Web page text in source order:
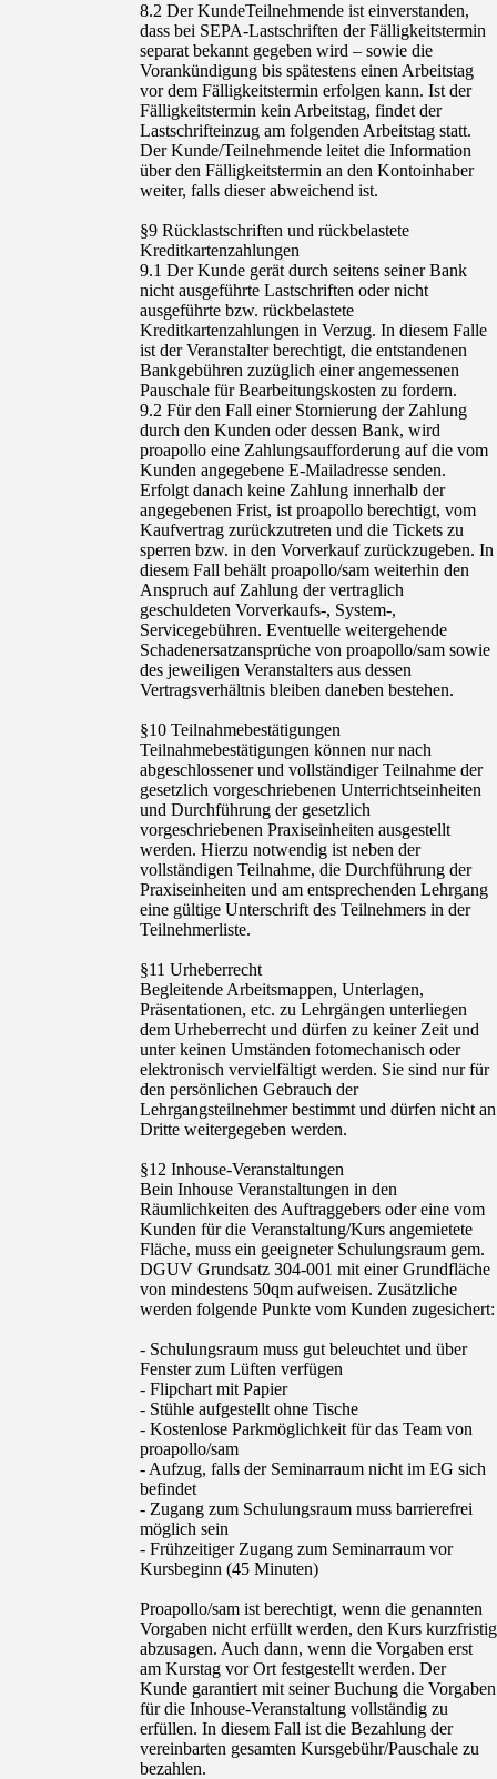
8.2 Der KundeTeilnehmende ist einverstanden,
dass bei SEPA-Lastschriften der Fälligkeitstermin
separat bekannt gegeben wird – sowie die
Vorankündigung bis spätestens einen Arbeitstag
vor dem Fälligkeitstermin erfolgen kann. Ist der
Fälligkeitstermin kein Arbeitstag, findet der
Lastschrifteinzug am folgenden Arbeitstag statt.
Der Kunde/Teilnehmende leitet die Information
über den Fälligkeitstermin an den Kontoinhaber
weiter, falls dieser abweichend ist.
§9 Rücklastschriften und rückbelastete
Kreditkartenzahlungen
9.1 Der Kunde gerät durch seitens seiner Bank
nicht ausgeführte Lastschriften oder nicht
ausgeführte bzw. rückbelastete
Kreditkartenzahlungen in Verzug. In diesem Falle
ist der Veranstalter berechtigt, die entstandenen
Bankgebühren zuzüglich einer angemessenen
Pauschale für Bearbeitungskosten zu fordern.
9.2 Für den Fall einer Stornierung der Zahlung
durch den Kunden oder dessen Bank, wird
proapollo eine Zahlungsaufforderung auf die vom
Kunden angegebene E-Mailadresse senden.
Erfolgt danach keine Zahlung innerhalb der
angegebenen Frist, ist proapollo berechtigt, vom
Kaufvertrag zurückzutreten und die Tickets zu
sperren bzw. in den Vorverkauf zurückzugeben. In
diesem Fall behält proapollo/sam weiterhin den
Anspruch auf Zahlung der vertraglich
geschuldeten Vorverkaufs-, System-,
Servicegebühren. Eventuelle weitergehende
Schadenersatzansprüche von proapollo/sam sowie
des jeweiligen Veranstalters aus dessen
Vertragsverhältnis bleiben daneben bestehen.
§10 Teilnahmebestätigungen
Teilnahmebestätigungen können nur nach
abgeschlossener und vollständiger Teilnahme der
gesetzlich vorgeschriebenen Unterrichtseinheiten
und Durchführung der gesetzlich
vorgeschriebenen Praxiseinheiten ausgestellt
werden. Hierzu notwendig ist neben der
vollständigen Teilnahme, die Durchführung der
Praxiseinheiten und am entsprechenden Lehrgang
eine gültige Unterschrift des Teilnehmers in der
Teilnehmerliste.
§11 Urheberrecht
Begleitende Arbeitsmappen, Unterlagen,
Präsentationen, etc. zu Lehrgängen unterliegen
dem Urheberrecht und dürfen zu keiner Zeit und
unter keinen Umständen fotomechanisch oder
elektronisch vervielfältigt werden. Sie sind nur für
den persönlichen Gebrauch der
Lehrgangsteilnehmer bestimmt und dürfen nicht an
Dritte weitergegeben werden.
§12 Inhouse-Veranstaltungen
Bein Inhouse Veranstaltungen in den
Räumlichkeiten des Auftraggebers oder eine vom
Kunden für die Veranstaltung/Kurs angemietete
Fläche, muss ein geeigneter Schulungsraum gem.
DGUV Grundsatz 304-001 mit einer Grundfläche
von mindestens 50qm aufweisen. Zusätzliche
werden folgende Punkte vom Kunden zugesichert:
- Schulungsraum muss gut beleuchtet und über
Fenster zum Lüften verfügen
- Flipchart mit Papier
- Stühle aufgestellt ohne Tische
- Kostenlose Parkmöglichkeit für das Team von
proapollo/sam
- Aufzug, falls der Seminarraum nicht im EG sich
befindet
- Zugang zum Schulungsraum muss barrierefrei
möglich sein
- Frühzeitiger Zugang zum Seminarraum vor
Kursbeginn (45 Minuten)
Proapollo/sam ist berechtigt, wenn die genannten
Vorgaben nicht erfüllt werden, den Kurs kurzfristig
abzusagen. Auch dann, wenn die Vorgaben erst
am Kurstag vor Ort festgestellt werden. Der
Kunde garantiert mit seiner Buchung die Vorgaben
für die Inhouse-Veranstaltung vollständig zu
erfüllen. In diesem Fall ist die Bezahlung der
vereinbarten gesamten Kursgebühr/Pauschale zu
bezahlen.